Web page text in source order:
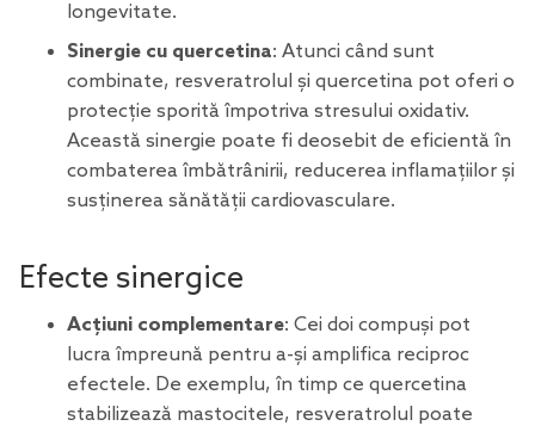
longevitate.
Sinergie cu quercetina: Atunci când sunt
combinate, resveratrolul și quercetina pot oferi o
protecție sporită împotriva stresului oxidativ.
Această sinergie poate fi deosebit de eficientă în
combaterea îmbătrânirii, reducerea inflamațiilor și
susținerea sănătății cardiovasculare.
Efecte sinergice
Acțiuni complementare: Cei doi compuși pot
lucra împreună pentru a-și amplifica reciproc
efectele. De exemplu, în timp ce quercetina
stabilizează mastocitele, resveratrolul poate